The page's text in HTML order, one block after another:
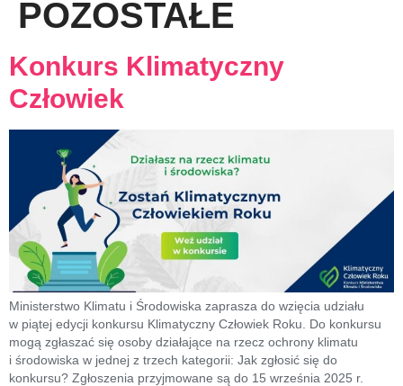
POZOSTAŁE
Konkurs Klimatyczny
Człowiek
Ministerstwo Klimatu i Środowiska zaprasza do wzięcia udziału
w piątej edycji konkursu Klimatyczny Człowiek Roku. Do konkursu
mogą zgłaszać się osoby działające na rzecz ochrony klimatu
i środowiska w jednej z trzech kategorii: Jak zgłosić się do
konkursu? Zgłoszenia przyjmowane są do 15 września 2025 r.